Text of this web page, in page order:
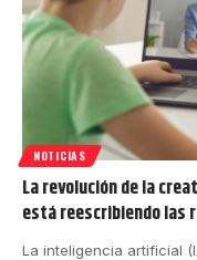
NOTICIAS
La revolución de la
está reescribiendo las
La inteligencia artificial